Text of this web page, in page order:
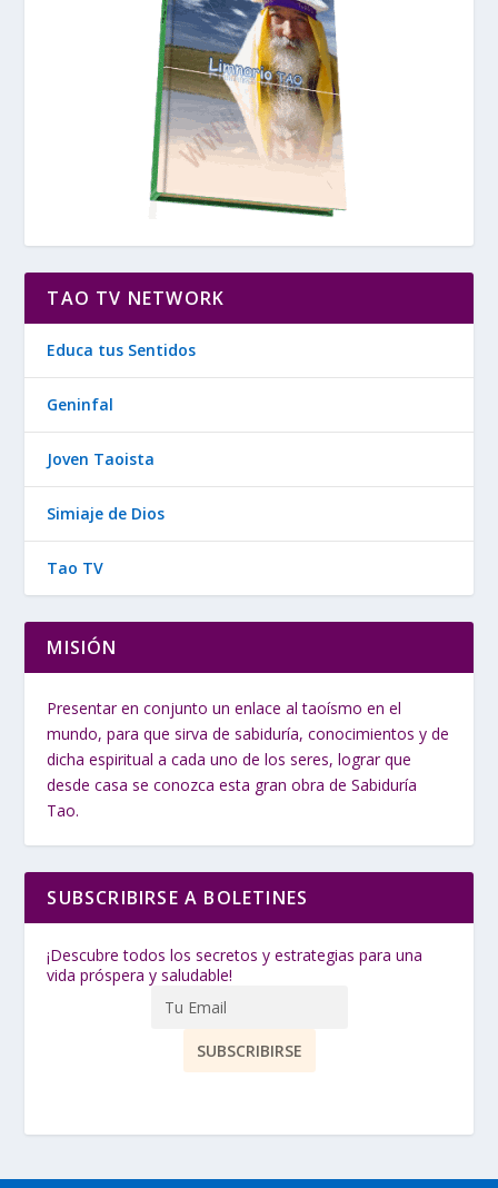
TAO TV NETWORK
Educa tus Sentidos
Geninfal
Joven Taoista
Simiaje de Dios
Tao TV
MISIÓN
Presentar en conjunto un enlace al taoísmo en el
mundo, para que sirva de sabiduría, conocimientos y de
dicha espiritual a cada uno de los seres, lograr que
desde casa se conozca esta gran obra de Sabiduría
Tao.
SUBSCRIBIRSE A BOLETINES
¡Descubre todos los secretos y estrategias para una
vida próspera y saludable!